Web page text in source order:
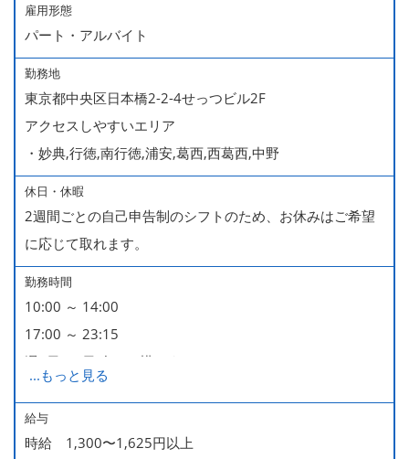
雇用形態
パート・アルバイト
勤務地
東京都中央区日本橋2-2-4せっつビル2F
アクセスしやすいエリア
・妙典,行徳,南行徳,浦安,葛西,西葛西,中野
休日・休暇
2週間ごとの自己申告制のシフトのため、お休みはご希望
に応じて取れます。
勤務時間
10:00 ～ 14:00
17:00 ～ 23:15
週2日・1日4h～で構いません。
■時短勤務制度あり
...もっと見る
給与
時給 1,300〜1,625円以上